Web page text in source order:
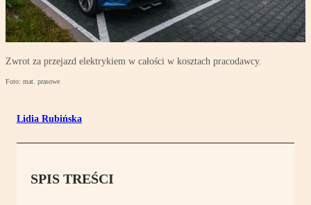
Zwrot za przejazd elektrykiem w całości w kosztach pracodawcy.
Foto: mat. prasowe
Lidia Rubińska
SPIS TREŚCI